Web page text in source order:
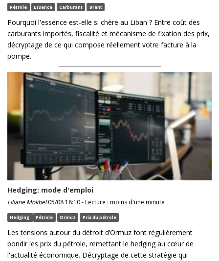
Pétrole Essence Carburant Brent
Pourquoi l'essence est-elle si chère au Liban ? Entre coût des
carburants importés, fiscalité et mécanisme de fixation des prix,
décryptage de ce qui compose réellement votre facture à la
pompe.
Hedging: mode d'emploi
Liliane Mokbel05/08 18:10 - Lecture : moins d'une minute
Hedging Pétrole Ormuz Prix du pétrole
Les tensions autour du détroit d’Ormuz font régulièrement
bondir les prix du pétrole, remettant le hedging au cœur de
l'actualité économique. Décryptage de cette stratégie qui